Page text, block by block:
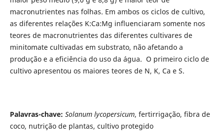
macronutrientes nas folhas. Em ambos os ciclos de cultivo,
as diferentes relações K:Ca:Mg influenciaram somente nos
teores de macronutrientes das diferentes cultivares de
minitomate cultivadas em substrato, não afetando a
produção e a eficiência do uso da água. O primeiro ciclo de
cultivo apresentou os maiores teores de N, K, Ca e S.
Palavras-chave: Solanum lycopersicum, fertirrigação, fibra de
coco, nutrição de plantas, cultivo protegido